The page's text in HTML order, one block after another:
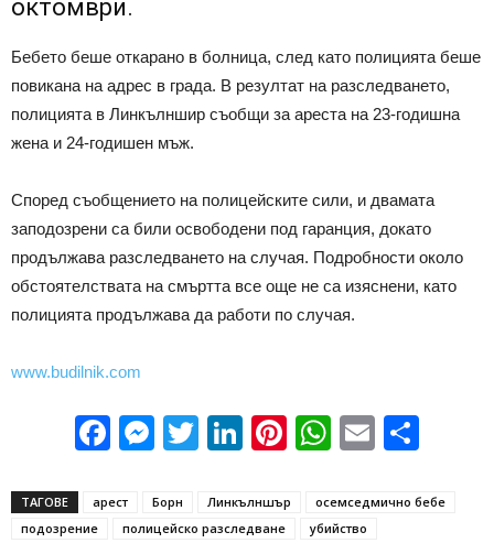
октомври.
Бебето беше откарано в болница, след като полицията беше
повикана на адрес в града. В резултат на разследването,
полицията в Линкълншир съобщи за ареста на 23-годишна
жена и 24-годишен мъж.
Според съобщението на полицейските сили, и двамата
заподозрени са били освободени под гаранция, докато
продължава разследването на случая. Подробности около
обстоятелствата на смъртта все още не са изяснени, като
полицията продължава да работи по случая.
www.budilnik.com
Facebook
Messenger
Twitter
LinkedIn
Pinterest
WhatsApp
Email
ТАГОВЕ арест Борн Линкълншър
осемседмично бебе
подозрение
полицейско разследване убийство